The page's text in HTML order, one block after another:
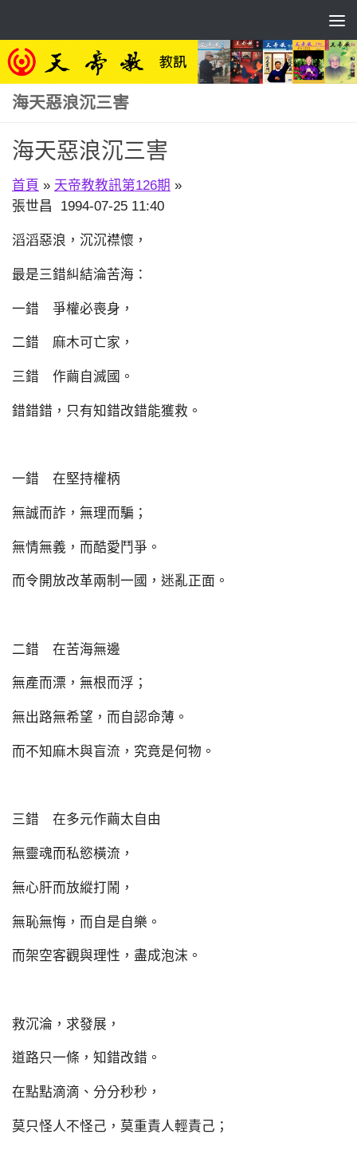
海天惡浪沉三害
海天惡浪沉三害
首頁 » 天帝教教訊第126期 »
張世昌 1994-07-25 11:40
滔滔惡浪，沉沉襟懷，
最是三錯糾結淪苦海：
一錯 爭權必喪身，
二錯 麻木可亡家，
三錯 作繭自滅國。
錯錯錯，只有知錯改錯能獲救。
一錯 在堅持權柄
無誠而詐，無理而騙；
無情無義，而酷愛鬥爭。
而令開放改革兩制一國，迷亂正面。
二錯 在苦海無邊
無產而漂，無根而浮；
無出路無希望，而自認命薄。
而不知麻木與盲流，究竟是何物。
三錯 在多元作繭太自由
無靈魂而私慾橫流，
無心肝而放縱打鬧，
無恥無悔，而自是自樂。
而架空客觀與理性，盡成泡沫。
救沉淪，求發展，
道路只一條，知錯改錯。
在點點滴滴、分分秒秒，
莫只怪人不怪己，莫重責人輕責己；